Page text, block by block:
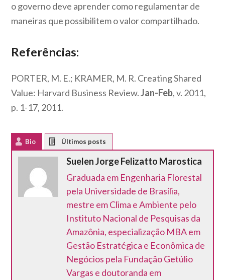
o governo deve aprender como regulamentar de
maneiras que possibilitem o valor compartilhado.
Referências:
PORTER, M. E.; KRAMER, M. R. Creating Shared
Value: Harvard Business Review.Jan-Feb, v. 2011,
p. 1-17, 2011.
Bio
Suelen Jorge Felizatto Marostica
Graduada em Engenharia Florestal
pela Universidade de Brasília,
mestre em Clima e Ambiente pelo
Instituto Nacional de Pesquisas da
Amazônia, especialização MBA em
Gestão Estratégica e Econômica de
Negócios pela Fundação Getúlio
Vargas e doutoranda em